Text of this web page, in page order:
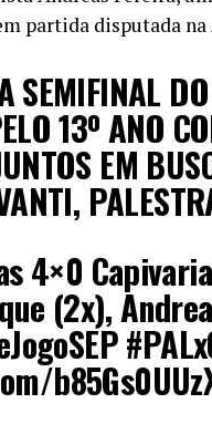
partida disputada na
SEMIFINAL
13º ANO
EM
4×0
(2x),